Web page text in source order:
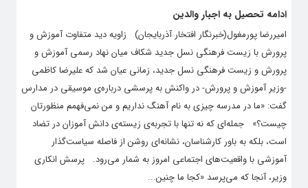
ادامه تحصیل به اجبار والدین
امیررضا پورمغول(خبرنگار افتخار آذربایجان) زاویه دید متفاوت آموزش و
پرورش با زیست فرهنگی نسل جدید شکاف میان نهاد رسمی آموزش و
پرورش و زیست فرهنگی نسل جدید، زمانی عیان شد که علیرضا کاظمی
-وزیر آموزش و پرورش- در واکنش به پرسشی درباره‌ی موسیقی در مدارس
گفت: «ما در مدرسه چیزی به نام آهنگ نداریم و من نمی‌فهمم منظورتان
چیست؟» جمله‌ای که نه تنها با تجربه‌ی زیسته‌ی دانش آموزان در تضاد
است، بلکه به باور کارشناسان، نشانه‌ای روشن از فاصله سیاست‌گذار
آموزشی با واقعیت‌های اجتماعی امروز به شمار می‌رود. پرسش انکاری
وزیر، آنجا که می‌پرسد «کجا ما چنین...